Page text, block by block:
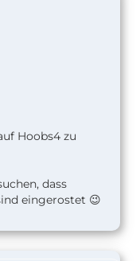
Hoobs4 zu
dass
eingerostet 😉